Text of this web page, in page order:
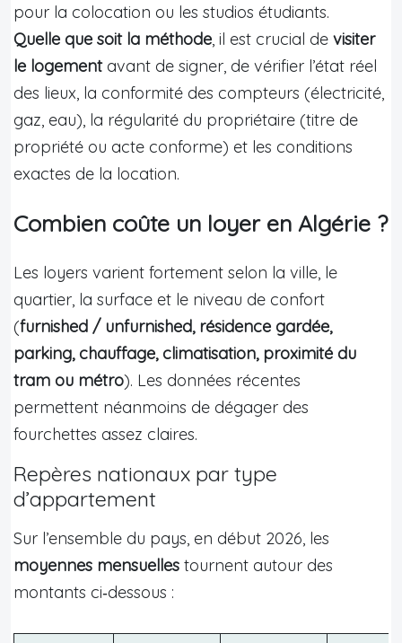
pour la colocation ou les studios étudiants.
Quelle que soit la méthode, il est crucial de visiter
le logementavant de signer, de vérifier l’état réel
des lieux, la conformité des compteurs (électricité,
gaz, eau), la régularité du propriétaire (titre de
propriété ou acte conforme) et les conditions
exactes de la location.
Combien coûte un loyer en Algérie ?
Les loyers varient fortement selon la ville, le
quartier, la surface et le niveau de confort
(furnished / unfurnished, résidence gardée,
parking, chauffage, climatisation, proximité du
tram ou métro). Les données récentes
permettent néanmoins de dégager des
fourchettes assez claires.
Repères nationaux par type
d’appartement
Sur l’ensemble du pays, en début 2026, les
moyennes mensuelles tournent autour des
montants ci‑dessous :